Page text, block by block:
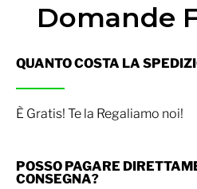
Domande
QUANTO COSTA LA
È Gratis! Te la Regaliamo noi!
POSSO PAGARE
CONSEGNA?